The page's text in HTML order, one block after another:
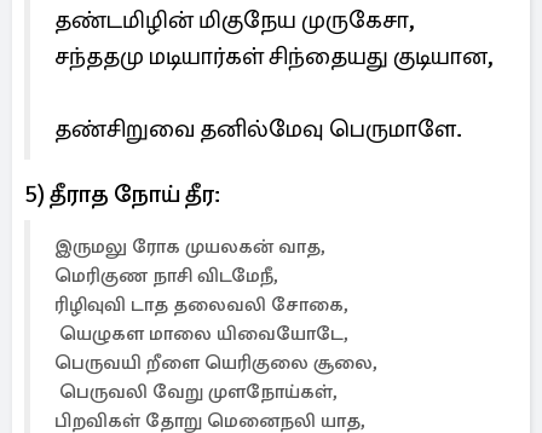
தண்டமிழின் மிகுநேய முருகேசா,
சந்ததமு மடியார்கள் சிந்தையது குடியான,
தண்சிறுவை தனில்மேவு பெருமாளே.
5) தீராத நோய் தீர:
இருமலு ரோக முயலகன் வாத,
மெரிகுண நாசி விடமேநீ,
ரிழிவுவி டாத தலைவலி சோகை,
யெழுகள மாலை யிவையோடே,
பெருவயி றீளை யெரிகுலை சூலை,
பெருவலி வேறு முளநோய்கள்,
பிறவிகள் தோறு மெனைநலி யாத,